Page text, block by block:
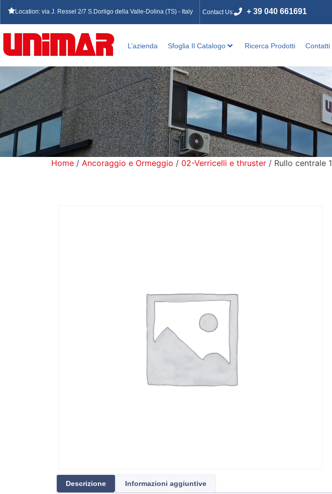
Location: via J. Ressel 2/7 S.Dorligo della Valle-Dolina (TS) - Italy Contact Us: + 39 040 661691
L’azienda Sfoglia Il Catalogo Ricerca Prodotti Contatti
Home / Ancoraggio e Ormeggio / 02-Verricelli e thruster / Rullo centrale
Descrizione Informazioni aggiuntive